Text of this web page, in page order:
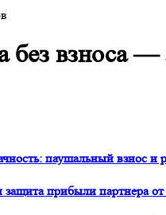
взноса —
паушальный взнос и
прибыли партнера